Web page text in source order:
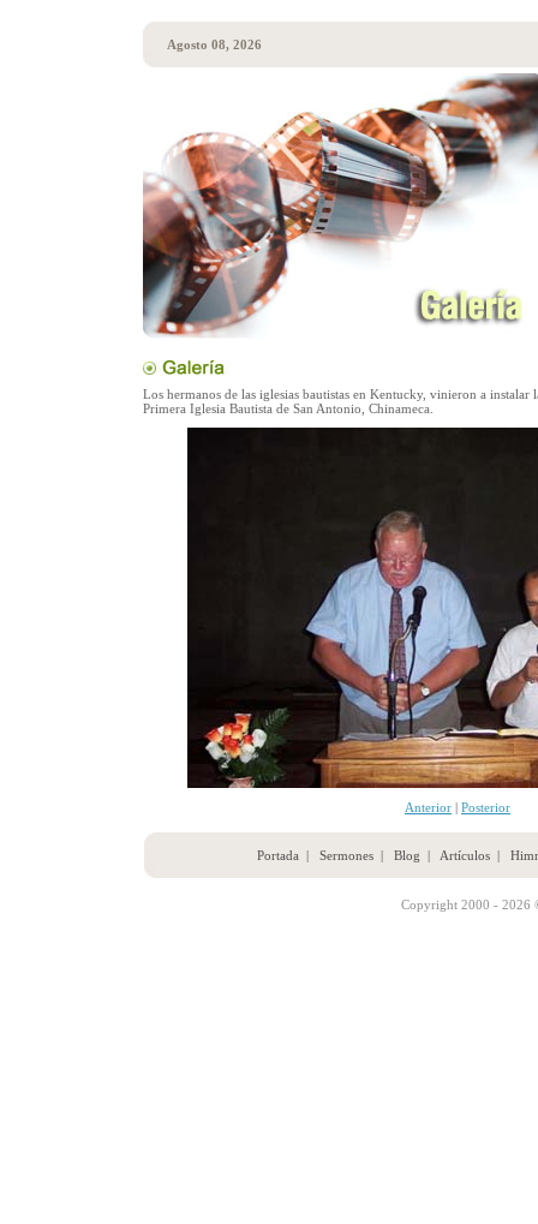
Agosto 08, 2026
Los hermanos de las iglesias bautistas en Kentucky, vinieron a instalar
Primera Iglesia Bautista de San Antonio, Chinameca.
Anterior | Posterior
Portada | Sermones| Blog | Artículos|
Copyright 2000 - 2026